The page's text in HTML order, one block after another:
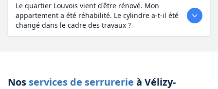
Le quartier Louvois vient d'être rénové. Mon
appartement a été réhabilité. Le cylindre a-t-il été
changé dans le cadre des travaux ?
Nos services de serrurerie à Vélizy-